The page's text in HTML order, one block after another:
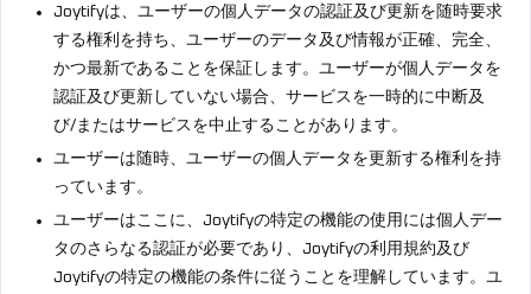
Joytifyは、ユーザーの個人データの認証及び更新を随時要求
する権利を持ち、ユーザーのデータ及び情報が正確、完全、
かつ最新であることを保証します。ユーザーが個人データを
認証及び更新していない場合、サービスを一時的に中断及
び/またはサービスを中止することがあります。
ユーザーは随時、ユーザーの個人データを更新する権利を持
っています。
ユーザーはここに、Joytifyの特定の機能の使用には個人デー
タのさらなる認証が必要であり、Joytifyの利用規約及び
Joytifyの特定の機能の条件に従うことを理解しています。ユ